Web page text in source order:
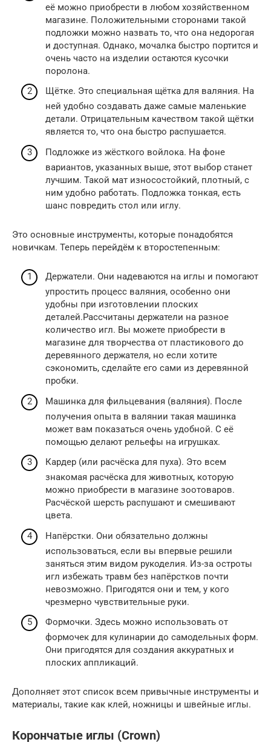
её можно приобрести в любом хозяйственном
магазине. Положительными сторонами такой
подложки можно назвать то, что она недорогая
и доступная. Однако, мочалка быстро портится и
очень часто на изделии остаются кусочки
поролона.
Щётке. Это специальная щётка для валяния. На
ней удобно создавать даже самые маленькие
детали. Отрицательным качеством такой щётки
является то, что она быстро распушается.
Подложке из жёсткого войлока. На фоне
вариантов, указанных выше, этот выбор станет
лучшим. Такой мат износостойкий, плотный, с
ним удобно работать. Подложка тонкая, есть
шанс повредить стол или иглу.
Это основные инструменты, которые понадобятся
новичкам. Теперь перейдём к второстепенным:
Держатели. Они надеваются на иглы и помогают
упростить процесс валяния, особенно они
удобны при изготовлении плоских
деталей.Рассчитаны держатели на разное
количество игл. Вы можете приобрести в
магазине для творчества от пластикового до
деревянного держателя, но если хотите
сэкономить, сделайте его сами из деревянной
пробки.
Машинка для фильцевания (валяния). После
получения опыта в валянии такая машинка
может вам показаться очень удобной. С её
помощью делают рельефы на игрушках.
Кардер (или расчёска для пуха). Это всем
знакомая расчёска для животных, которую
можно приобрести в магазине зоотоваров.
Расчёской шерсть распушают и смешивают
цвета.
Напёрстки. Они обязательно должны
использоваться, если вы впервые решили
заняться этим видом рукоделия. Из-за остроты
игл избежать травм без напёрстков почти
невозможно. Пригодятся они и тем, у кого
чрезмерно чувствительные руки.
Формочки. Здесь можно использовать от
формочек для кулинарии до самодельных форм.
Они пригодятся для создания аккуратных и
плоских аппликаций.
Дополняет этот список всем привычные инструменты и
материалы, такие как клей, ножницы и швейные иглы.
Корончатые иглы (Crown)